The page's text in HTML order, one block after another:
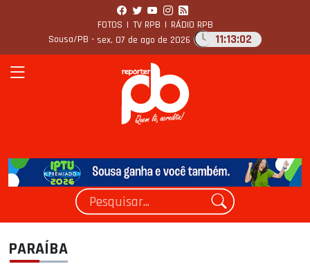
FOTOS | TV RPB | RÁDIO RPB
Sousa/PB - sex, 07 de ago de 2026 11:13:03
PARAÍBA